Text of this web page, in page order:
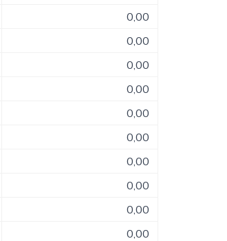
0,00
0,00
0,00
0,00
0,00
0,00
0,00
0,00
0,00
0,00